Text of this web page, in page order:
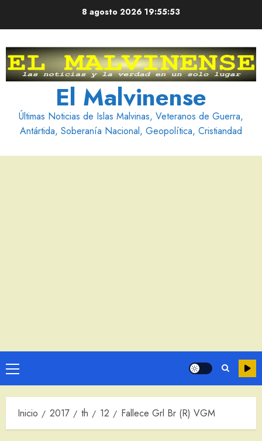
8 agosto 2026 19:55:55
El Malvinense
Últimas Noticias de Islas Malvinas, Veteranos de Guerra,
Antártida, Soberanía Nacional, Geopolítica, Cristiandad
Menú
principal
Inicio 2017 th 12 Fallece Grl Br (R) VGM